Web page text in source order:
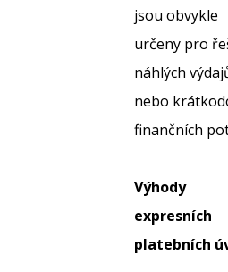
jsou obvykle
určeny pro
náhlých
nebo
finančních
Výhody
expresních
platebních